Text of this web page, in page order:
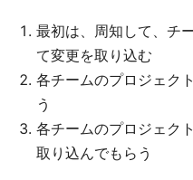
最初は、周知して、チ
て変更を取り込む
各チームのプロジェク
う
各チームのプロジェク
取り込んでもらう